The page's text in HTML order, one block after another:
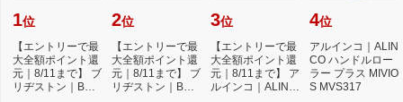
1位
【エントリーで最
大全額ポイント還
元｜8/11まで】 ブ
リヂストン｜BRI
2位
【エントリーで最
大全額ポイント還
元｜8/11まで】 ブ
リヂストン｜BRI
3位
【エントリーで最
大全額ポイント還
元｜8/11まで】 ア
ルインコ｜ALINC
4位
アルインコ｜ALIN
CO ハンドルロー
ラー プラス MIVIO
S MVS317